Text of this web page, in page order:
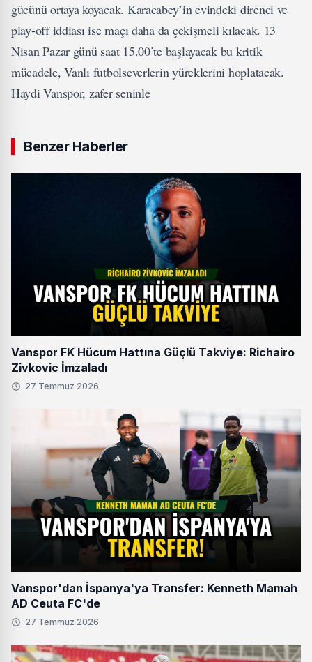
gücünü ortaya koyacak. Karacabey’in evindeki direnci ve
play-off iddiası ise maçı daha da çekişmeli kılacak. 13
Nisan Pazar günü saat 15.00’te başlayacak bu kritik
mücadele, Vanlı futbolseverlerin yüreklerini hoplatacak.
Haydi Vanspor, zafer seninle
Benzer Haberler
Vanspor FK Hücum Hattına Güçlü Takviye: Richairo
Zivkovic İmzaladı
27 Temmuz 2026
Vanspor'dan İspanya'ya Transfer: Kenneth Mamah
AD Ceuta FC'de
27 Temmuz 2026